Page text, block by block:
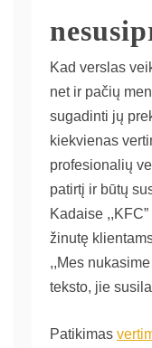
Kad verslas
net ir pačių
sugadinti jų
kiekvienas
profesionalių
patirtį ir būtų
Kadaise
žinutę
,,Mes
teksto, jie
Patikimas